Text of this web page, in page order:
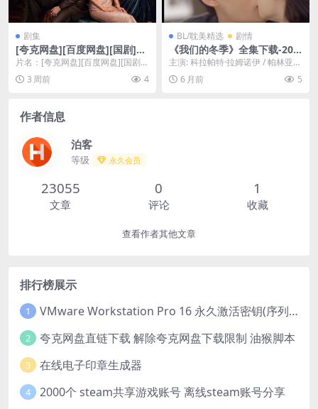
剧集
[夸克网盘][百度网盘][国剧]
《这一秒过火》（2026）剧
情 / 爱情
片名：[夸克网盘][百度网盘][国剧]
《这一秒过火》（2026）剧情 / 爱
情 ...3 周前 4
BL/耽美精选 剧情
《我们的冬季》全集下载-202
3-1080P老粉一致安利-爱情-
泰腐[夸克网盘]
主演: 科拉帕特·拉姆诺伊 / 帕林亚功
·坎萨瓦 类型: 剧情 / 同性 制片国...
6 月前 5
作者信息
泊客
等级 永久会员
23055
文章
0
评论
1
收藏
查看作者其他文章
排行榜展示
1 VMware Workstation Pro 16 永久激活密钥(序列号)
2 夸克网盘直链下载 解除夸克网盘下载限制 油猴脚本
3 在线电子印章生成器
4 2000个 steam共享游戏账号 离线steam账号分享